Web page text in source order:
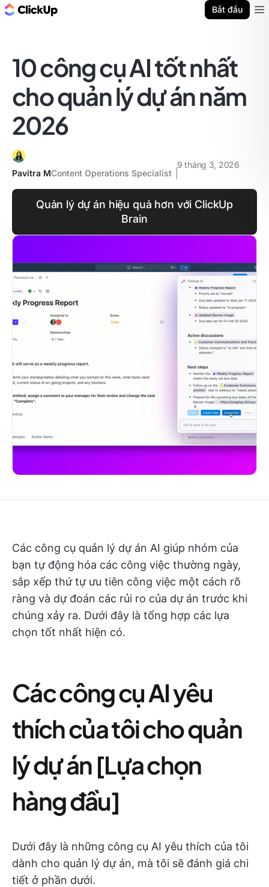
Bắt đầu
10 công cụ AI tốt nhất
cho quản lý dự án năm
2026
Pavitra MContent Operations Specialist
9 tháng 3, 2026
Quản lý dự án hiệu quả hơn với ClickUp
Brain
Các công cụ quản lý dự án AI giúp nhóm của
bạn tự động hóa các công việc thường ngày,
sắp xếp thứ tự ưu tiên công việc một cách rõ
ràng và dự đoán các rủi ro của dự án trước khi
chúng xảy ra. Dưới đây là tổng hợp các lựa
chọn tốt nhất hiện có.
Các công cụ AI yêu
thích của tôi cho quản
lý dự án [Lựa chọn
hàng đầu]
Dưới đây là những công cụ AI yêu thích của tôi
dành cho quản lý dự án, mà tôi sẽ đánh giá chi
tiết ở phần dưới.